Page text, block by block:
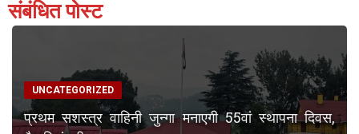
संबंधित पोस्ट
UNCATEGORIZED
प्रथम सशस्त्र वाहिनी जुन्गा मनाएगी 55वां स्थापना दिवस,